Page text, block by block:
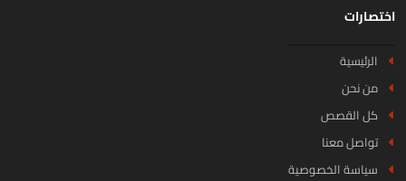
الرئيسية
من نحن
كل القصص
تواصل معنا
سياسة الخصوصية